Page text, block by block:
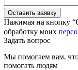
Оставить заявку
Нажимая на кнопку
обработку моих
Задать вопрос
Мы помогаем вам,
помогать людям